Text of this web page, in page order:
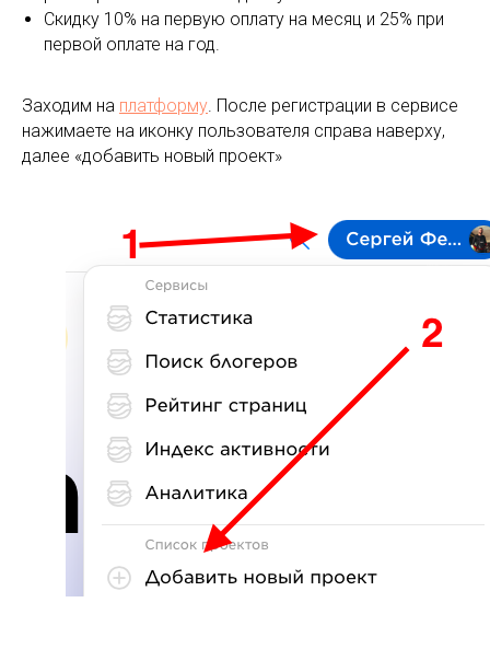
Скидку 10% на первую оплату на месяц и 25% при
первой оплате на год.
Заходим на платформу. После регистрации в сервисе
нажимаете на иконку пользователя справа наверху,
далее «добавить новый проект»